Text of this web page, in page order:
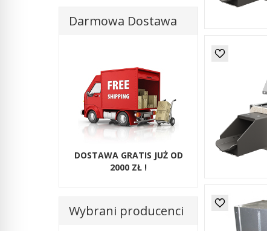
Darmowa Dostawa
DOSTAWA GRATIS JUŻ OD
2000 ZŁ !
Wybrani producenci